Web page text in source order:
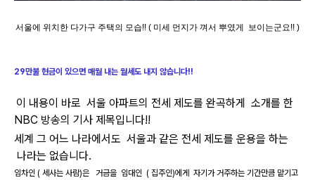
서울에 위치한 다가구 주택의 모습!! ( 미세 먼지가 껴서 뿌였게 보이는군요!! )
29만불 현금이 있으면 매월 내는 월세도 내지 않습니다!!
이 내용이 바로 서울 아파트의 전세 제도를 완곡하게 소개를 한
NBC 방송의 기사 제목입니다!!
세계 그 어느 나라에서도 서울과 같은 전세 제도를 운용을 하는
나라는 없습니다.
임차인 ( 세사는 사람)은 거금을 임대인 ( 집주인)에게 자기가 거주하는 기간만큼 맡기고